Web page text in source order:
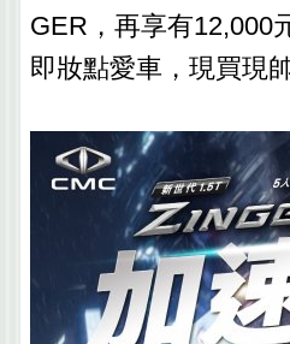
GER，再享有12,000
即妝點愛車，現買現帥